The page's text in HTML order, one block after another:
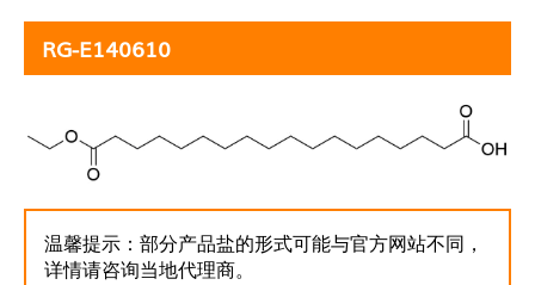
RG-E140610
温馨提示：部分产品盐的形式可能与官方网站不同，
详情请咨询当地代理商。